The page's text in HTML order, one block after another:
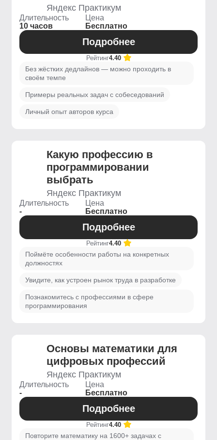
Яндекс Практикум
Длительность
10 часов
Цена
Бесплатно
Подробнее
Рейтинг4.40
Без жёстких дедлайнов — можно проходить в
своём темпе
Примеры реальных задач с собеседований
Личный опыт авторов курса
Какую профессию в
программировании
выбрать
Яндекс Практикум
Длительность
-
Цена
Бесплатно
Подробнее
Рейтинг4.40
Поймёте особенности работы на конкретных
должностях
Увидите, как устроен рынок труда в разработке
Познакомитесь с профессиями в сфере
программирования
Основы математики для
цифровых профессий
Яндекс Практикум
Длительность
-
Цена
Бесплатно
Подробнее
Рейтинг4.40
Повторите математику на 1600+ задачах с